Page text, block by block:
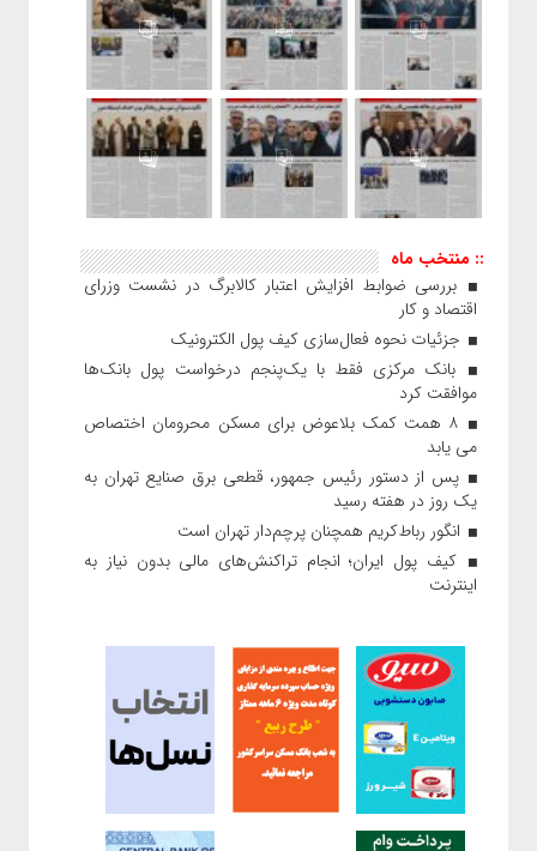
:: منتخب ماه
بررسی ضوابط افزایش اعتبار کالابرگ در نشست وزرای
اقتصاد و کار
جزئیات نحوه فعال‌سازی کیف پول الکترونیک
بانک مرکزی فقط با یک‌‎پنجم درخواست پول بانک‌ها
موافقت کرد
۸ همت کمک بلاعوض برای مسکن محرومان اختصاص
می یابد
پس از دستور رئیس‌ جمهور، قطعی برق صنایع تهران به
یک روز در هفته رسید
انگور رباط‌کریم همچنان پرچم‌دار تهران است
کیف پول ایران؛ انجام تراکنش‌های مالی بدون نیاز به
اینترنت